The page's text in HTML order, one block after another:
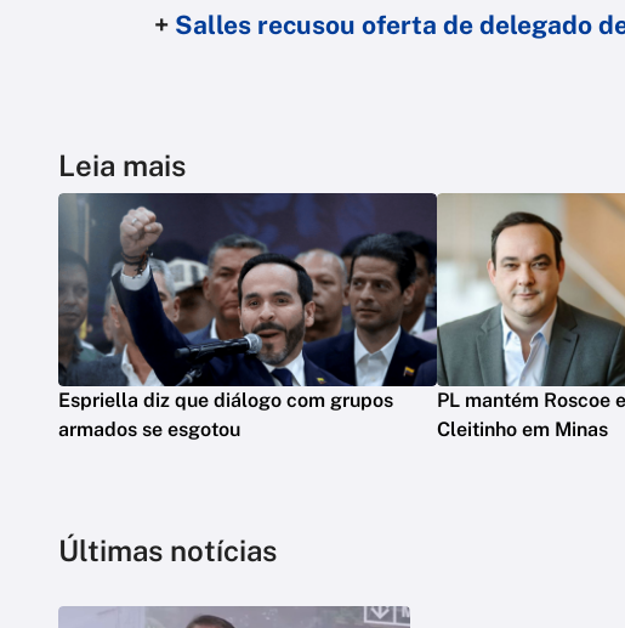
+ Salles recusou oferta de delegado
Leia mais
Espriella diz que diálogo com grupos
armados se esgotou
PL mantém Roscoe
Cleitinho em Minas
Últimas notícias